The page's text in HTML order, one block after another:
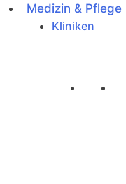
Medizin & Pflege
Kliniken